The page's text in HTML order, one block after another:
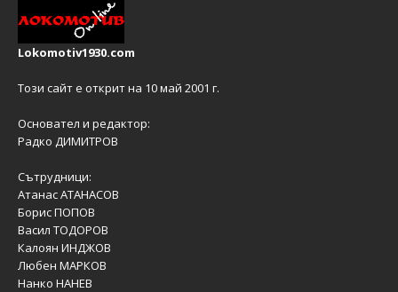
Lokomotiv1930.com
Този сайт е открит на 10 май 2001 г.
Основател и редактор:
Радко ДИМИТРОВ
Сътрудници:
Атанас АТАНАСОВ
Борис ПОПОВ
Васил ТОДОРОВ
Калоян ИНДЖОВ
Любен МАРКОВ
Нанко НАНЕВ